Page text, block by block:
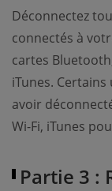
Déconnectez
connectés à
cartes
iTunes.
avoir
Wi-Fi, iTunes
Partie 3 :